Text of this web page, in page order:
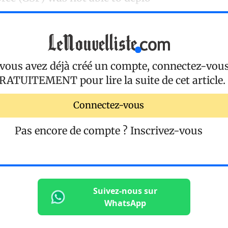
avez déjà créé un compte, connectez-
pour lire la suite de cet article.
Connectez-vous
Pas encore de compte ? Inscrivez-vous
Suivez-nous sur
WhatsApp